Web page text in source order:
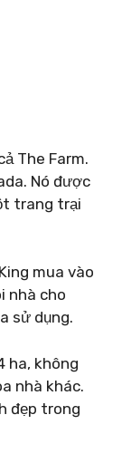
The Farm.
Nó được
trang trại
mua vào
nhà cho
sử dụng.
ha, không
nhà khác.
đẹp trong